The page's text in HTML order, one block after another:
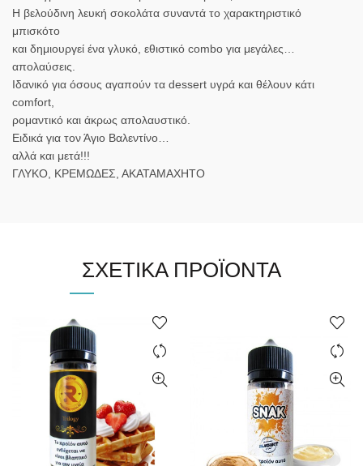
Η βελούδινη λευκή σοκολάτα συναντά το χαρακτηριστικό
μπισκότο
και δημιουργεί ένα γλυκό, εθιστικό combo για μεγάλες…
απολαύσεις.
Ιδανικό για όσους αγαπούν τα dessert υγρά και θέλουν κάτι
comfort,
ρομαντικό και άκρως απολαυστικό.
Ειδικά για τον Άγιο Βαλεντίνο…
αλλά και μετά!!!
ΓΛΥΚΟ, ΚΡΕΜΩΔΕΣ, ΑΚΑΤΑΜΑΧΗΤΟ
ΣΧΕΤΙΚΆ ΠΡΟΪΌΝΤΑ